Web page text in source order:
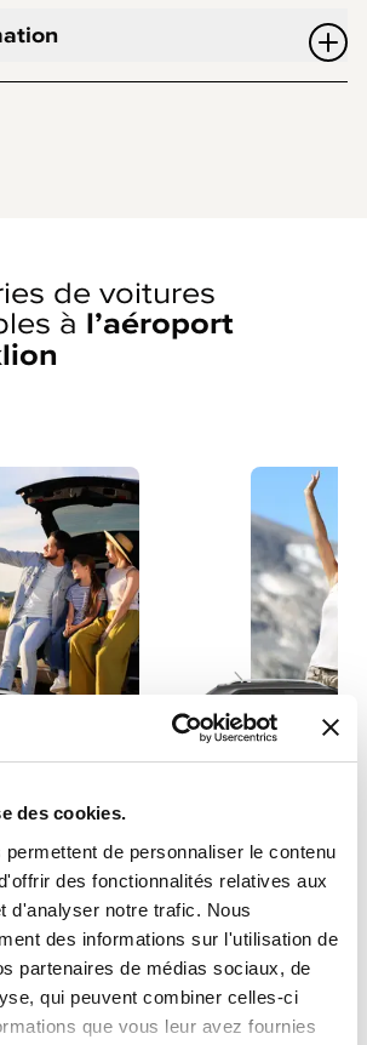
des cookies.
de personnaliser le contenu
des fonctionnalités relatives aux
d'analyser notre trafic. Nous
des informations sur l'utilisation de
partenaires de médias sociaux, de
qui peuvent combiner celles-ci
que vous leur avez fournies
de voitures
à l’aéroport